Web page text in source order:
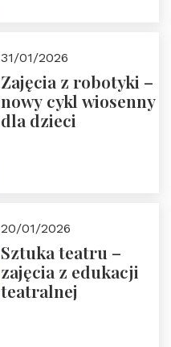
31/01/2026
Zajęcia z robotyki –
nowy cykl wiosenny
dla dzieci
20/01/2026
Sztuka teatru –
zajęcia z edukacji
teatralnej